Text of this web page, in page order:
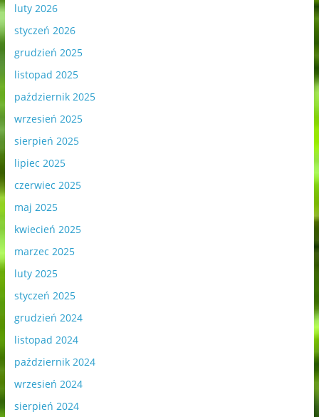
luty 2026
styczeń 2026
grudzień 2025
listopad 2025
październik 2025
wrzesień 2025
sierpień 2025
lipiec 2025
czerwiec 2025
maj 2025
kwiecień 2025
marzec 2025
luty 2025
styczeń 2025
grudzień 2024
listopad 2024
październik 2024
wrzesień 2024
sierpień 2024